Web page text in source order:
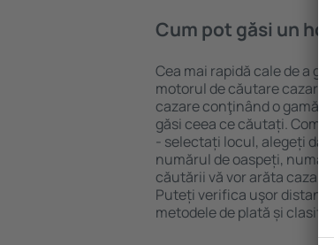
Cum pot găsi un
Cea mai rapidă cale de a
motorul de căutare cazare
cazare conţinând o gamă
găsi ceea ce căutați.
- selectați locul, alegeți
numărul de oaspeți,
căutării vă vor arăta
Puteți verifica uşor
metodele de plată și